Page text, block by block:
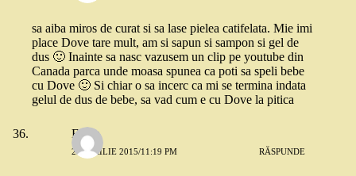
sa aiba miros de curat si sa lase pielea catifelata. Mie imi
place Dove tare mult, am si sapun si sampon si gel de
dus 🙂 Inainte sa nasc vazusem un clip pe youtube din
Canada parca unde moasa spunea ca poti sa speli bebe
cu Dove 🙂 Si chiar o sa incerc ca mi se termina indata
gelul de dus de bebe, sa vad cum e cu Dove la pitica
Elena
23 APRILIE 2015/11:19 PM RĂSPUNDE